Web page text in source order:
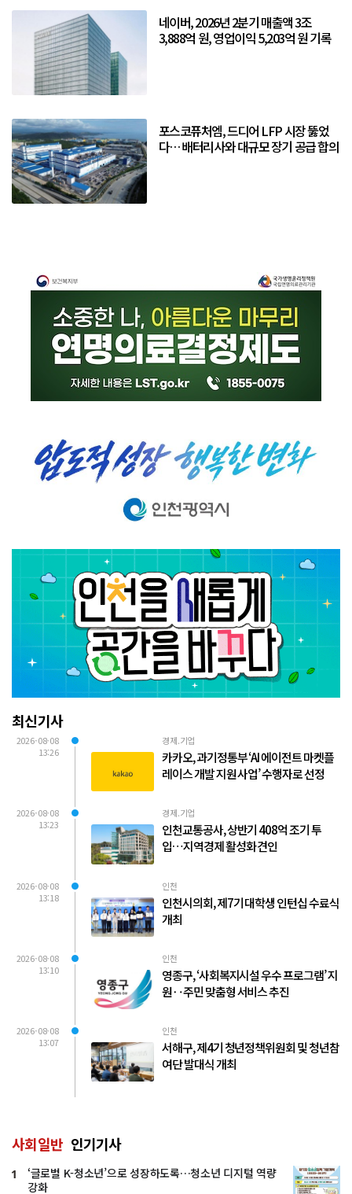
네이버, 2026년 2분기 매출액 3조
3,888억 원, 영업이익 5,203억 원 기록
포스코퓨처엠, 드디어 LFP 시장 뚫었
다… 배터리사와 대규모 장기 공급 합의
최신기사
2026-08-08
13:26
경제.기업
카카오, 과기정통부 ‘AI 에이전트 마켓플
레이스 개발 지원 사업’ 수행자로 선정
2026-08-08
13:23
경제.기업
인천교통공사, 상반기 408억 조기 투
입…지역경제 활성화 견인
2026-08-08
13:18
인천
인천시의회, 제7기 대학생 인턴십 수료식
개최
2026-08-08
13:10
인천
영종구, ‘사회복지시설 우수 프로그램’ 지
원‥주민 맞춤형 서비스 추진
2026-08-08
13:07
인천
서해구, 제4기 청년정책위원회 및 청년참
여단 발대식 개최
사회일반 인기기사
1
‘글로벌 K-청소년’으로 성장하도록…청소년 디지털 역량
강화